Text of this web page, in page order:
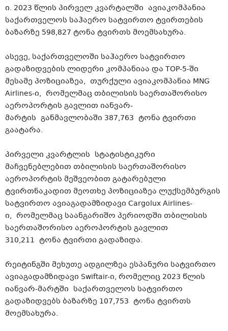
ი​. 2023 წლის პირველ კვარტალში ავიაკომპანია
საქართველოს საჰაერო სატვირთო ტვირთების
ბაზარზე 598,827 ტონა ტვირთს მოემსახურა.
ასევე, საქართველოში საჰაერო სატვირთო
გადაზიდვების ლიდერი კომპანიაა და TOP-5-ში
მესამე პოზიციაზეა, თურქული ავიაკომპანია MNG
Airlines-ი​, რომელმაც თბილისის საერთაშორისო
აეროპორტის გავლით იანვარ-
მარტის განმავლობაში 387,763 ტონა ტვირთი
გაატარა.
პირველი კვარტლის სტატისტიკური
მაჩვენებლებით თბილისის საერთაშორისო
აეროპორტის მეშვეობით გატარებული
ტვირთნაკადით მეოთხე პოზიციაზეა ლუქსემბურგის
სატვირთო ავიაგადამზიდავი Cargolux Airlines-
ი, რომელმაც საანგარიშო პერიოდში თბილისის
საერთაშორისო აეროპორტის გავლით
310,211 ტონა ტვირთი გადაზიდა.
რეიტინგში მეხუთე ადგილზეა ესპანური სატვირთო
ავიაგადამზიდავი Swiftair-ი, რომელიც 2023 წლის
იანვარ-მარტში საქართველოს სატვირთო
გადაზიდვებს ბაზარზე 107,753 ტონა ტვირთს
მოემსახურა.